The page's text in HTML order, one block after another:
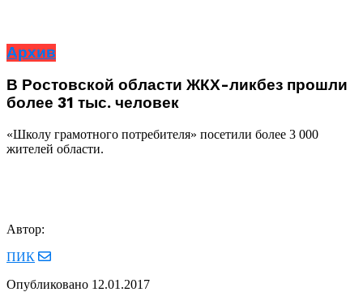
Архив
В Ростовской области ЖКХ-ликбез прошли
более 31 тыс. человек
«Школу грамотного потребителя» посетили более 3 000
жителей области.
Автор:
ПИК
Опубликовано 12.01.2017